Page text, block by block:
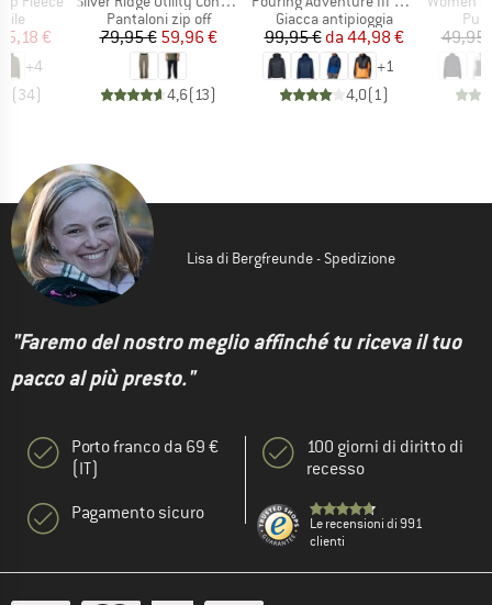
ridotto
€
+4
(34)
Gruppo di prodotti
Pantaloni zip off
Prezzo
79,95 €Prezzo ridotto
59,96 €
4,6(13)
Gruppo di prodotti
Giacca antipioggia
Prezzo
99,95 € Prezzo ridotto
da 44,98 €
+1
4,0(1)
49,95
Lisa di Bergfreunde - Spedizione
"Faremo del nostro meglio affinché tu riceva il tuo
pacco al più presto."
Porto franco da 69 €
(IT)
Pagamento sicuro
100 giorni di diritto di
recesso
Le recensioni di 991
clienti